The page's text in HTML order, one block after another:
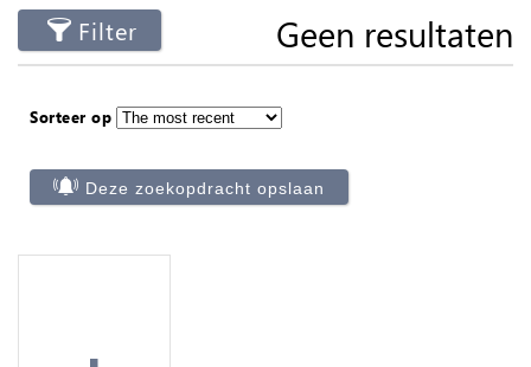
Filter Geen resultaten
Sorteer op
Deze zoekopdracht opslaan